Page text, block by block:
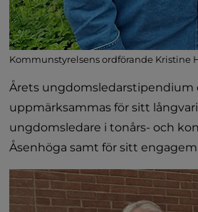
Kommunstyrelsens ordförande Kristine
Årets
uppmärksammas för sitt
ungdomsledare i tonårs- och
Åsenhöga samt för sitt